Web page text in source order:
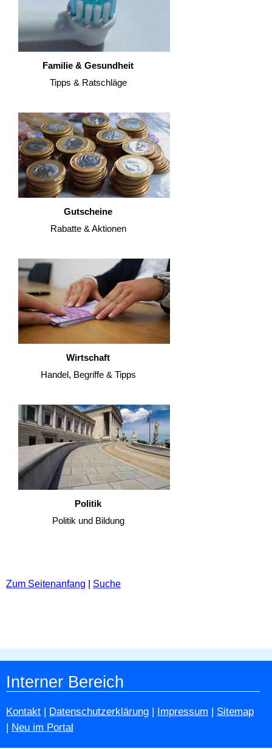
Familie & Gesundheit
Tipps & Ratschläge
Gutscheine
Rabatte & Aktionen
Wirtschaft
Handel, Begriffe & Tipps
Politik
Politik und Bildung
Zum Seitenanfang Suche
Interner Bereich
Kontakt | Datenschutzerklärung | Impressum | Sitemap
| Neu im Portal